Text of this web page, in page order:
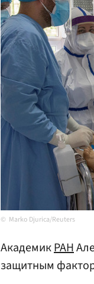
Marko Djurica/Reuters
АкадемикРАН
защитным